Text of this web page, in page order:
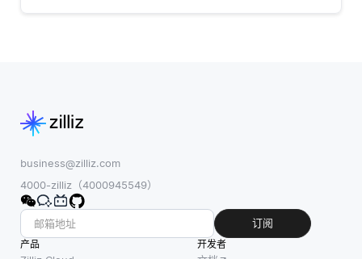
business@zilliz.com
4000-zilliz（4000945549）
订阅
产品
开发者